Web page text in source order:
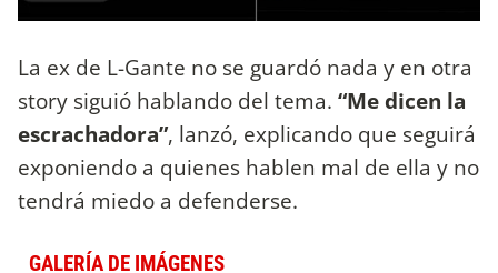
La ex de L-Gante no se guardó nada y en otra
story siguió hablando del tema. “Me dicen la
escrachadora”, lanzó, explicando que seguirá
exponiendo a quienes hablen mal de ella y no
tendrá miedo a defenderse.
GALERÍA DE IMÁGENES